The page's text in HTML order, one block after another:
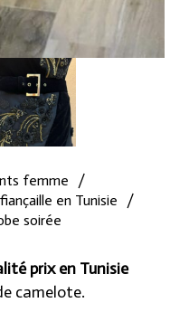
femme
/
en Tunisie
/
soirée
prix en Tunisie
camelote.